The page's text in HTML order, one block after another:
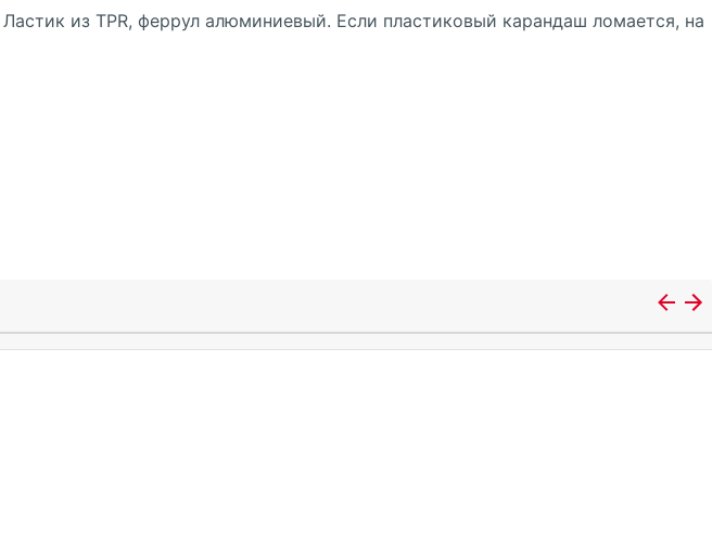
из TPR, феррул алюминиевый. Если пластиковый карандаш ломается, на